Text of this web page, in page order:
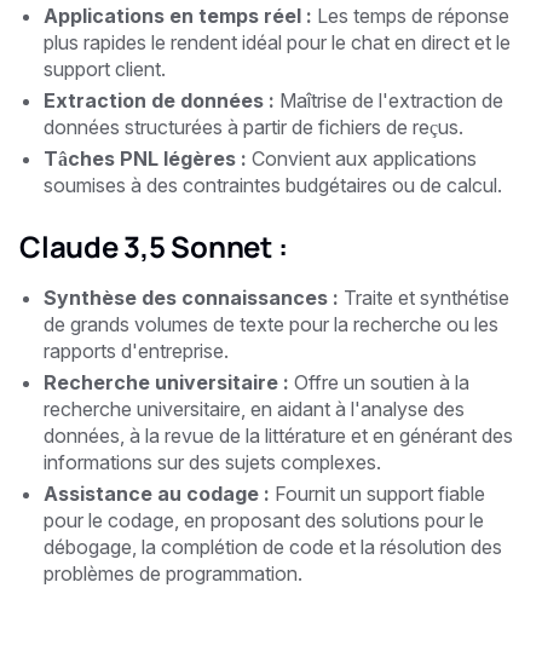
Applications en temps réel : Les temps de réponse
plus rapides le rendent idéal pour le chat en direct et le
support client.
Extraction de données : Maîtrise de l'extraction de
données structurées à partir de fichiers de reçus.
Tâches PNL légères : Convient aux applications
soumises à des contraintes budgétaires ou de calcul.
Claude 3,5 Sonnet :
Synthèse des connaissances : Traite et synthétise
de grands volumes de texte pour la recherche ou les
rapports d'entreprise.
Recherche universitaire : Offre un soutien à la
recherche universitaire, en aidant à l'analyse des
données, à la revue de la littérature et en générant des
informations sur des sujets complexes.
Assistance au codage : Fournit un support fiable
pour le codage, en proposant des solutions pour le
débogage, la complétion de code et la résolution des
problèmes de programmation.